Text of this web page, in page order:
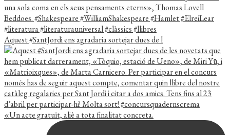
Aquest #SantJordi ens agradaria sortejar dues de l
«Un acte gratuït, aliè a tota finalitat concreta.